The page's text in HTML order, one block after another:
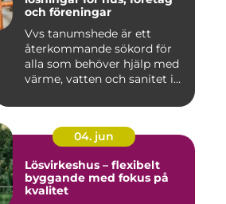
och föreningar
Vvs tanumshede är ett
återkommande sökord för
alla som behöver hjälp med
värme, vatten och sanitet i...
04. jun
Lösvirkeshus – flexibelt
byggande med fokus på
kvalitet